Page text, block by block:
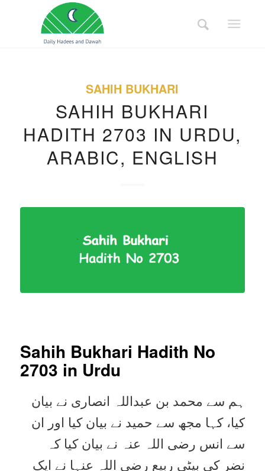
SAHIH BUKHARI
SAHIH BUKHARI
HADITH 2703 IN URDU,
ARABIC, ENGLISH
Sahih Bukhari Hadith No
2703 in Urdu
ہم سے محمد بن عبداللہ انصاری نے بیان
کیا، کہا مجھ سے حمید نے بیان کیا اور ان
سے انس رضی اللہ عنہ نے بیان کیا کہ
نضر کی بیٹی ربیع رضی اللہ عنہا نے ایک